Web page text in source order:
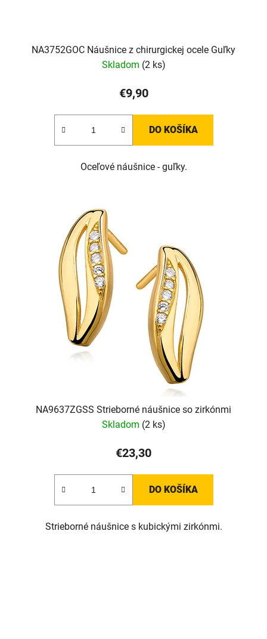
NA3752GOC Náušnice z chirurgickej ocele Guľky
Skladom (2 ks)
€9,90
DO KOŠÍKA
Oceľové náušnice - guľky.
NA9637ZGSS Strieborné náušnice so zirkónmi
Skladom (2 ks)
€23,30
DO KOŠÍKA
Strieborné náušnice s kubickými zirkónmi.